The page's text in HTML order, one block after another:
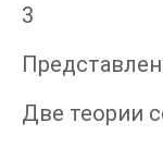
3
Две теории